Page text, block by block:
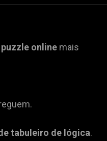
online mais
tabuleiro de lógica.